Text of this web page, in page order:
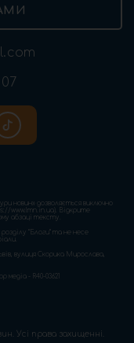
новин» дозволяється виключно
www.lmn.in.ua). Відкрите
абзаці тексту.
“Блоги” та не несе
вулиця Скорика Мирослава,
медіа - R40-03621
Усі права захищенні.